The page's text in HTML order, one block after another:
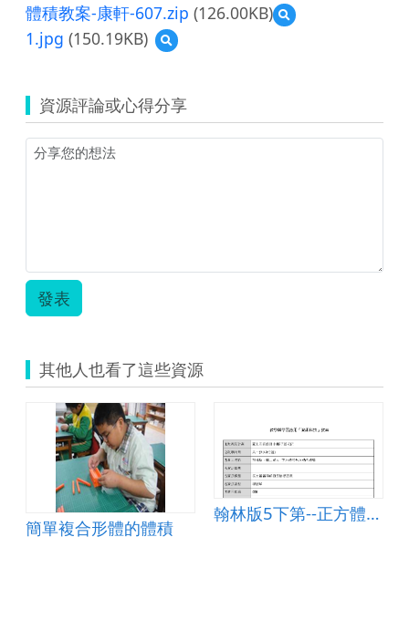
體積教案-康軒-607.zip (126.00KB)
預
覽
軒-607.zip
1.jpg (150.19KB)
預
覽
資源評論或心得分享
發表
其他人也看了這些資源
簡單複合形體的體積
翰林版5下第--正方體和長方體的體積